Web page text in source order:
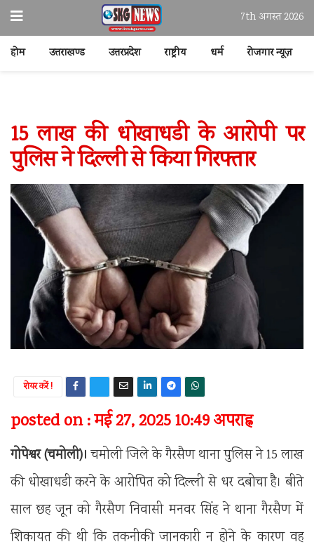
7th अगस्त 2026
होम उत्तराखण्ड उत्तरप्रदेश राष्ट्रीय धर्म रोजगार न्यूज़
15 लाख की धोखाधडी के आरोपी पर
पुलिस ने दिल्ली से किया गिरफ्तार
शेयर करें !
posted on : मई 27, 2025 10:49 अपराह्न
गोपेश्वर (चमोली)। चमोली जिले के गैरसैण थाना पुलिस ने 15 लाख
की धोखाधडी करने के आरोपित को दिल्ली से धर दबोचा है। बीते
साल छह जून को गैरसैण निवासी मनवर सिंह ने थाना गैरसैण में
शिकायत की थी कि तकनीकी जानकारी न होने के कारण वह